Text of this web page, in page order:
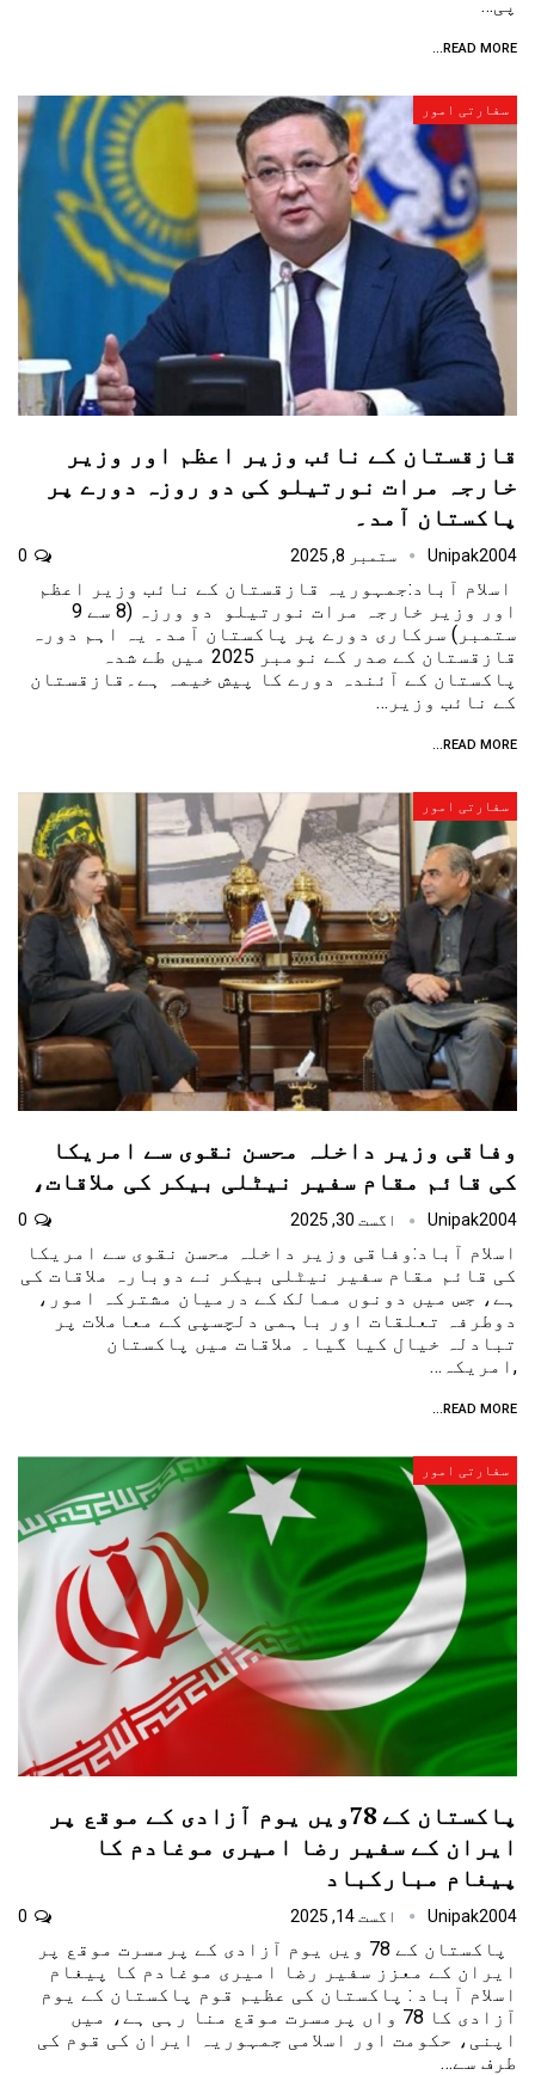
پی…
READ MORE...
سفارتی امور
قازقستان کے نائب وزیر اعظم اور وزیر
خارجہ مرات نورتیلو کی دو روزہ دورے پر
پاکستان آمد۔
Unipak2004 ستمبر 8, 2025
اسلام آباد:جمہوریہ قازقستان کے نائب وزیر اعظم
اور وزیر خارجہ مرات نورتیلو دو ورزہ (8 سے 9
ستمبر) سرکاری دورے پر پاکستان آمد۔ یہ اہم دورہ
قازقستان کے صدر کے نومبر 2025 میں طے شدہ
پاکستان کے آئندہ دورے کا پیش خیمہ ہے۔قازقستان
کے نائب وزیر…
READ MORE...
سفارتی امور
وفاقی وزیر داخلہ محسن نقوی سے امریکا
کی قائم مقام سفیر نیٹلی بیکر کی ملاقات،
Unipak2004 اگست 30, 2025
اسلام آباد:وفاقی وزیر داخلہ محسن نقوی سے امریکا
کی قائم مقام سفیر نیٹلی بیکر نے دوبارہ ملاقات کی
ہے، جس میں دونوں ممالک کے درمیان مشترکہ امور،
دوطرفہ تعلقات اور باہمی دلچسپی کے معاملات پر
تبادلہ خیال کیا گیا۔ ملاقات میں پاکستان
,امریکہ…
READ MORE...
سفارتی امور
پاکستان کے 78ویں یوم آزادی کے موقع پر
ایران کے سفیر رضا امیری موغادم کا
پیغام مبارکباد
Unipak2004 اگست 14, 2025
پاکستان کے 78 ویں یوم آزادی کے پرمسرت موقع پر
ایران کے معزز سفیر رضا امیری موغادم کا پیغام
اسلام آباد : پاکستان کی عظیم قوم پاکستان کے یوم
آزادی کا 78 واں پرمسرت موقع منا رہی ہے، میں
اپنی، حکومت اور اسلامی جمہوریہ ایران کی قوم کی
طرف سے…